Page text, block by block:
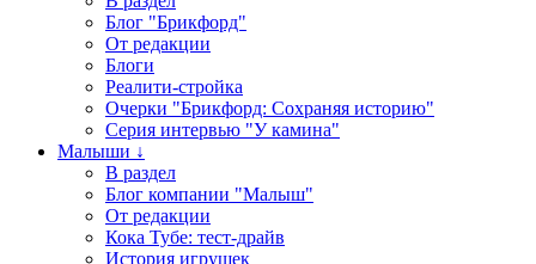
Блог "Брикфорд"
От редакции
Блоги
Реалити-стройка
Очерки "Брикфорд: Сохраняя историю"
Серия интервью "У камина"
Малыши ↓
В раздел
Блог компании "Малыш"
От редакции
Кока Тубе: тест-драйв
История игрушек